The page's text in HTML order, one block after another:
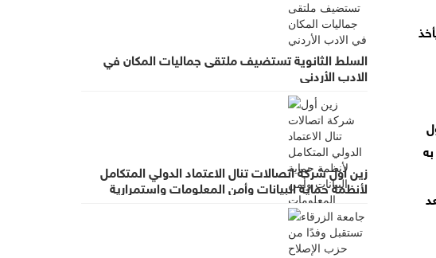
السلط الثانوية تستضيف ملتقى جماليات المكان في
الادب الأردني
زين أول شركة اتصالات تنال الاعتماد الدولي المتكامل
لأنظمة حماية البيانات وأمن المعلومات واستمرارية
الأعمال